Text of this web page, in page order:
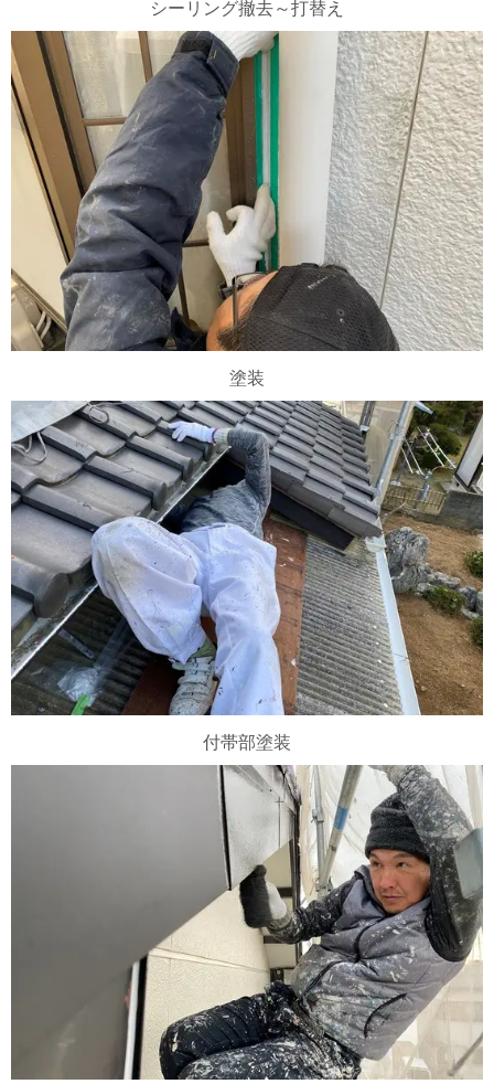
シーリング撤去～打替え
塗装
付帯部塗装